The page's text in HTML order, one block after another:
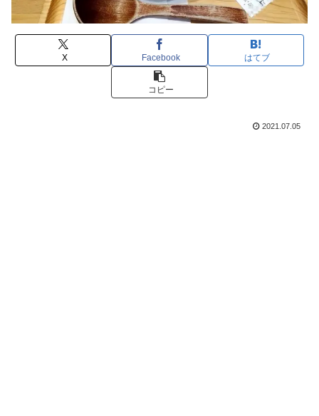
X Facebook はてブ
コピー
2021.07.05